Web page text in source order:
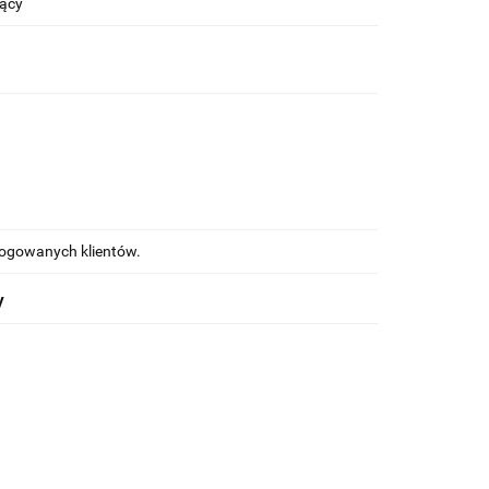
klientów.